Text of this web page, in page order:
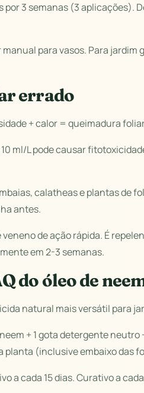
por 3 semanas (3 aplicações).
para vasos. Para jardim
errado
+ calor = queimadura
ml/L pode causar
calatheas e plantas de
antes.
de ação rápida. É
em 2-3 semanas.
do óleo de
natural mais versátil para
+ 1 gota detergente neutro
planta (inclusive embaixo das
a cada 15 dias. Curativo a